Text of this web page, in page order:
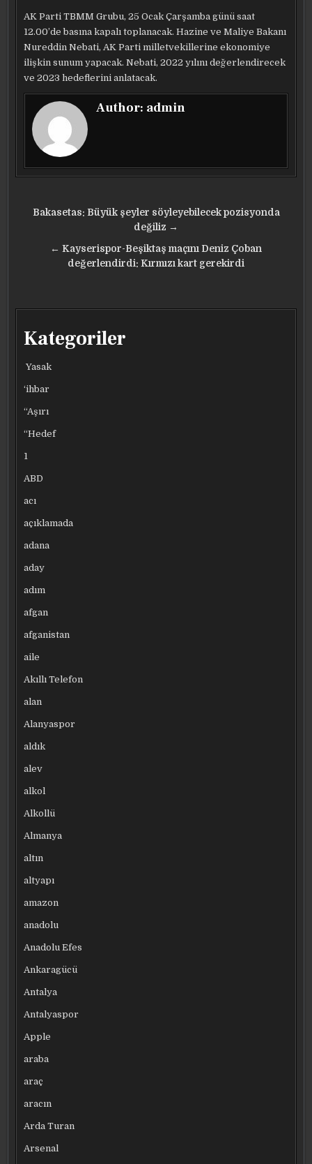
AK Parti TBMM Grubu, 25 Ocak Çarşamba günü saat
12.00’de basına kapalı toplanacak. Hazine ve Maliye Bakanı
Nureddin Nebati, AK Parti milletvekillerine ekonomiye
ilişkin sunum yapacak. Nebati, 2022 yılını değerlendirecek
ve 2023 hedeflerini anlatacak.
Author: admin
Yazı
Bakasetas: Büyük şeyler söyleyebilecek pozisyonda
değiliz →
← Kayserispor-Beşiktaş maçını Deniz Çoban
değerlendirdi: Kırmızı kart gerekirdi
Kategoriler
Yasak
‘ihbar
“Aşırı
“Hedef
1
ABD
acı
açıklamada
adana
aday
adım
afgan
afganistan
aile
Akıllı Telefon
alan
Alanyaspor
aldık
alev
alkol
Alkollü
Almanya
altın
altyapı
amazon
anadolu
Anadolu Efes
Ankaragücü
Antalya
Antalyaspor
Apple
araba
araç
aracın
Arda Turan
Arsenal